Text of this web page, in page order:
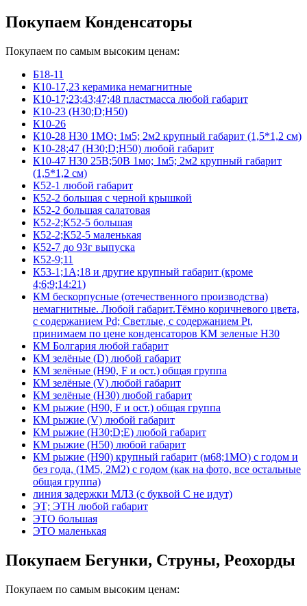
Покупаем Конденсаторы
Покупаем по самым высоким ценам:
Б18-11
К10-17,23 керамика немагнитные
К10-17;23;43;47;48 пластмасса любой габарит
К10-23 (Н30;D;Н50)
К10-26
К10-28 Н30 1МО; 1м5; 2м2 крупный габарит (1,5*1,2 см)
К10-28;47 (Н30;D;Н50) любой габарит
К10-47 Н30 25В;50В 1мо; 1м5; 2м2 крупный габарит
(1,5*1,2 см)
К52-1 любой габарит
К52-2 большая с черной крышкой
К52-2 большая салатовая
К52-2;К52-5 большая
К52-2;К52-5 маленькая
К52-7 до 93г выпуска
К52-9;11
К53-1;1А;18 и другие крупный габарит (кроме
4;6;9;14:21)
КМ бескорпусные (отечественного производства)
немагнитные. Любой габарит.Тёмно коричневого цвета,
с содержанием Pd; Светлые, с содержанием Pt,
принимаем по цене конденсаторов КМ зеленые Н30
КМ Болгария любой габарит
КМ зелёные (D) любой габарит
КМ зелёные (H90, F и ост.) общая группа
КМ зелёные (V) любой габарит
КМ зелёные (Н30) любой габарит
КМ рыжие (H90, F и ост.) общая группа
КМ рыжие (V) любой габарит
КМ рыжие (Н30;D;E) любой габарит
КМ рыжие (Н50) любой габарит
КМ рыжие (Н90) крупный габарит (м68;1МО) с годом и
без года, (1М5, 2М2) с годом (как на фото, все остальные
общая группа)
линия задержки МЛЗ (с буквой С не идут)
ЭТ; ЭТН любой габарит
ЭТО большая
ЭТО маленькая
Покупаем Бегунки, Струны, Реохорды
Покупаем по самым высоким ценам: